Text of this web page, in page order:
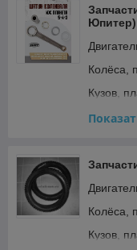
Юпитер)
Колёса,
Кузов,
Прочее
Колёса,
Кузов,